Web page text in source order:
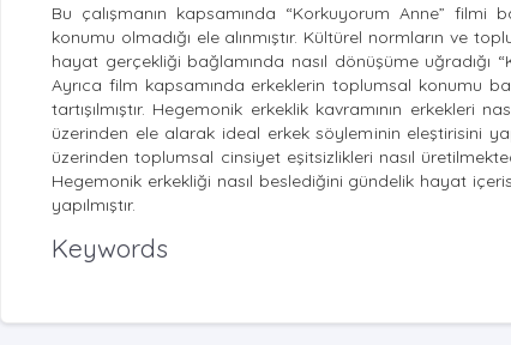
Bu çalışmanın kapsamında “Korkuyorum Anne”
konumu olmadığı ele alınmıştır. Kültürel normların ve
hayat gerçekliği bağlamında nasıl dönüşüme uğradığı
Ayrıca film kapsamında erkeklerin toplumsal konumu
tartışılmıştır. Hegemonik erkeklik kavramının erkekleri
üzerinden ele alarak ideal erkek söyleminin eleştirisini
üzerinden toplumsal cinsiyet eşitsizlikleri nasıl
Hegemonik erkekliği nasıl beslediğini gündelik hayat
yapılmıştır.
Keywords